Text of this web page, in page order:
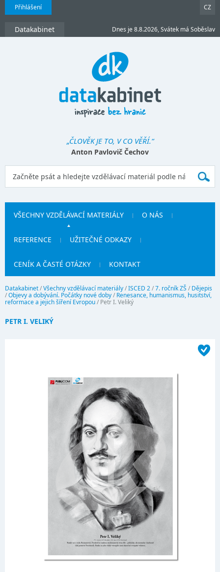
Přihlášení CZ
Datakabinet Dnes je 8.8.2026, Svátek má Soběslav
„ČLOVĚK JE TO, V CO VĚŘÍ.“
Anton Pavlovič Čechov
VŠECHNY VZDĚLÁVACÍ MATERIÁLY O NÁS
REFERENCE UŽITEČNÉ ODKAZY
CENÍK A ČASTÉ OTÁZKY KONTAKT
Datakabinet/Všechny vzdělávací materiály/ISCED 2/7. ročník ZŠ / Dějepis
/Objevy a dobývání. Počátky nové doby/ Renesance, humanismus, husitství,
reformace a jejich šíření Evropou/ Petr I. Veliký
PETR I. VELIKÝ